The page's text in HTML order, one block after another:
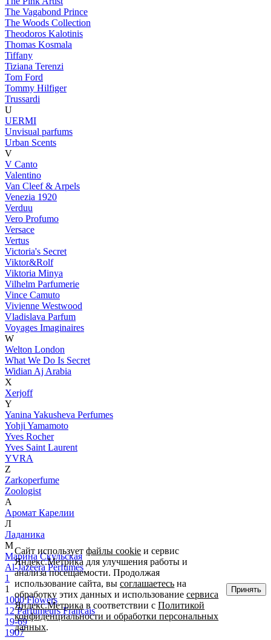
The Vagabond Prince
The Woods Collection
Theodoros Kalotinis
Thomas Kosmala
Tiffany
Tiziana Terenzi
Tom Ford
Tommy Hilfiger
Trussardi
U
UERMI
Unvisual parfums
Urban Scents
V
V Canto
Valentino
Van Cleef & Arpels
Venezia 1920
Verduu
Vero Profumo
Versace
Vertus
Victoria's Secret
Viktor&Rolf
Viktoria Minya
Vilhelm Parfumerie
Vince Camuto
Vivienne Westwood
Vladislava Parfum
Voyages Imaginaires
W
Welton London
What We Do Is Secret
Widian Aj Arabia
X
Xerjoff
Y
Yanina Yakusheva Perfumes
Yohji Yamamoto
Yves Rocher
Yves Saint Laurent
YVRA
Z
Zarkoperfume
Zoologist
А
Аромат Карелии
Л
Ладаника
М
Марина Скульская
Al-Jazeera Perfumes
1
1
1000 Flowers
12 Parfumeurs Francais
19-69
1907
Сайт используетфайлы cookie и сервис
Яндекс.Метрика для улучшения работы и
анализа посещаемости. Продолжая
использование сайта, высоглашаетесь на
обработку этих данных и использованиесервиса
Яндекс.Метрика в соответствии сПолитикой
конфиденциальности и обработки персональных
данных.
Принять